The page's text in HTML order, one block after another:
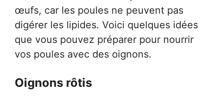
œufs, car les poules ne peuvent pas
digérer les lipides. Voici quelques idées
que vous pouvez préparer pour nourrir
vos poules avec des oignons.
Oignons rôtis